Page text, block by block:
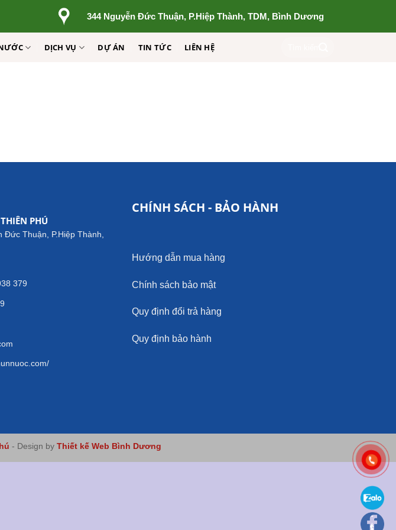
344 Nguyễn Đức Thuận, P.Hiệp Thành, TDM, Bình Dương
DỊCH VỤ DỰ ÁN TIN TỨC LIÊN HỆ
PHÚ
Đức Thuận, P.Hiệp Thành,
379
CHÍNH SÁCH - BẢO HÀNH
Hướng dẫn mua hàng
Chính sách bảo mật
Quy định đổi trả hàng
Quy định bảo hành
- Design by Thiết kế Web Bình Dương